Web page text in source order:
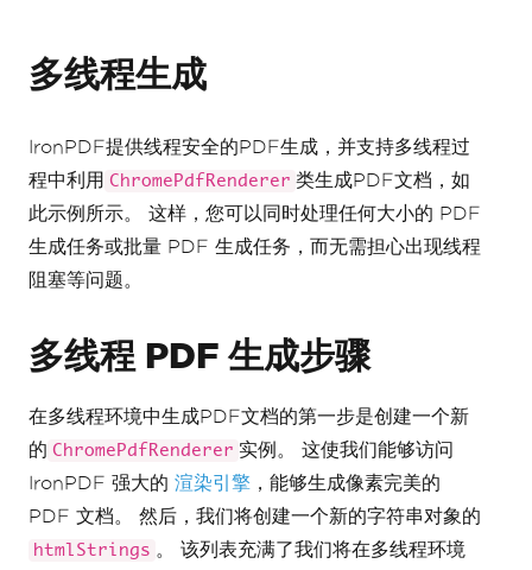
多线程生成
IronPDF提供线程安全的PDF生成，并支持多线程过
程中利用 ChromePdfRenderer 类生成PDF文档，如
此示例所示。 这样，您可以同时处理任何大小的 PDF
生成任务或批量 PDF 生成任务，而无需担心出现线程
阻塞等问题。
多线程 PDF 生成步骤
在多线程环境中生成PDF文档的第一步是创建一个新
的 ChromePdfRenderer 实例。 这使我们能够访问
IronPDF 强大的 渲染引擎 ，能够生成像素完美的
PDF 文档。 然后，我们将创建一个新的字符串对象的
htmlStrings 。 该列表充满了我们将在多线程环境